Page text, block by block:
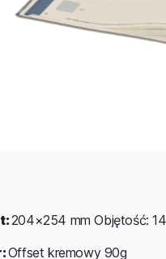
204×254 mm Objętość:
Offset kremowy 90g​